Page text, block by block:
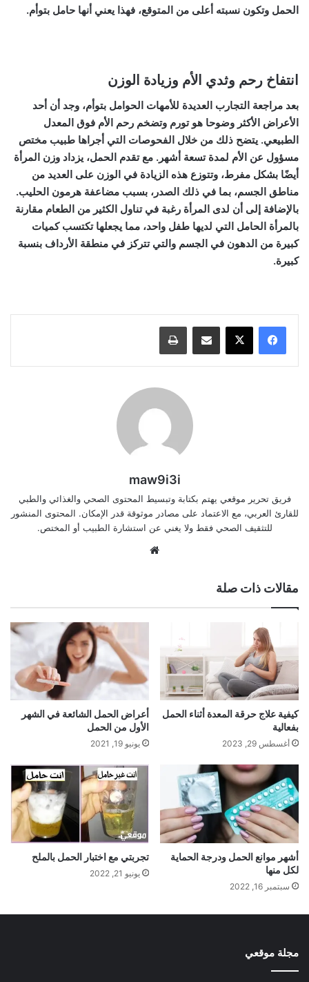
الحمل وتكون نسبته أعلى من المتوقع، فهذا يعني أنها حامل بتوأم.
انتفاخ رحم وثدي الأم وزيادة الوزن
بعد مراجعة التجارب العديدة للأمهات الحوامل بتوأم، وجد أن أحد
الأعراض الأكثر وضوحا هو تورم وتضخم رحم الأم فوق المعدل
الطبيعي. يتضح ذلك من خلال الفحوصات التي أجراها طبيب مختص
مسؤول عن الأم لمدة تسعة أشهر. مع تقدم الحمل، يزداد وزن المرأة
أيضًا بشكل مفرط، وتتوزع هذه الزيادة في الوزن على العديد من
مناطق الجسم، بما في ذلك الصدر، بسبب مضاعفة هرمون الحليب.
بالإضافة إلى أن لدى المرأة رغبة في تناول الكثير من الطعام مقارنة
بالمرأة الحامل التي لديها طفل واحد، مما يجعلها تكتسب كميات
كبيرة من الدهون في الجسم والتي تتركز في منطقة الأرداف بنسبة
كبيرة.
مشاركة عبر البريد طباعة
maw9i3i
فريق تحرير موقعي يهتم بكتابة وتبسيط المحتوى الصحي والغذائي والطبي
للقارئ العربي، مع الاعتماد على مصادر موثوقة قدر الإمكان. المحتوى المنشور
للتثقيف الصحي فقط ولا يغني عن استشارة الطبيب أو المختص.
مقالات ذات صلة
كيفية علاج حرقة المعدة أثناء الحمل
بفعالية
أغسطس 29, 2023
أعراض الحمل الشائعة في الشهر
الأول من الحمل
يونيو 19, 2021
أشهر موانع الحمل ودرجة الحماية
لكل منها
سبتمبر 16, 2022
تجربتي مع اختبار الحمل بالملح
يونيو 21, 2022
مجلة موقعي